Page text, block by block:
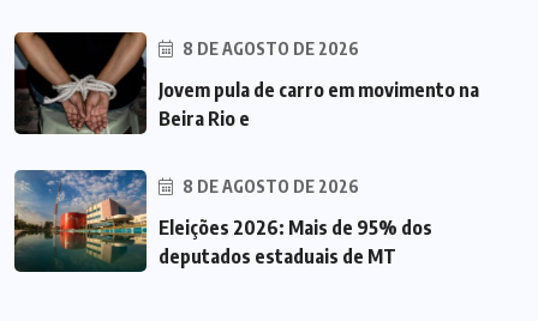
8 DE AGOSTO DE 2026
Jovem pula de carro em movimento na
Beira Rio e
8 DE AGOSTO DE 2026
Eleições 2026: Mais de 95% dos
deputados estaduais de MT